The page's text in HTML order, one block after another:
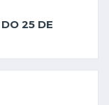
25 DE